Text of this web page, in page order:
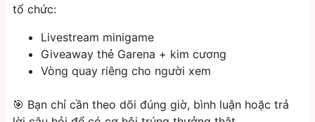
tổ chức:
Livestream minigame
Giveaway thẻ Garena + kim cương
Vòng quay riêng cho người xem
🎯 Bạn chỉ cần theo dõi đúng giờ, bình luận hoặc trả